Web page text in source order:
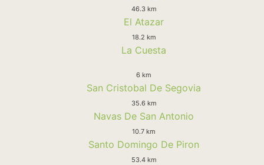
46.3 km
El Atazar
18.2 km
La Cuesta
6 km
San Cristobal De Segovia
35.6 km
Navas De San Antonio
10.7 km
Santo Domingo De Piron
53.4 km